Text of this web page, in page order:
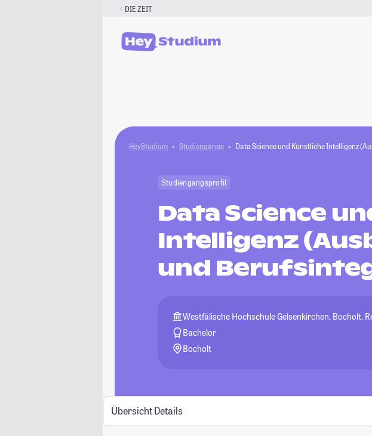
DIE ZEIT
HeyStudium Studiengänge Data Science und Künstliche Intelligenz
Studiengangsprofil
Data Science
Intelligenz
und
Westfälische Hochschule Gelsenkirchen, Bocholt,
Bachelor
Bocholt
Übersicht Details